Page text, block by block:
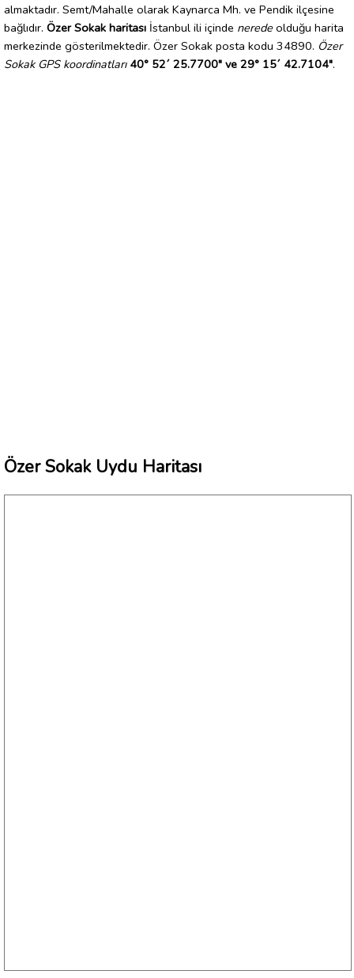
almaktadır. Semt/Mahalle olarak Kaynarca Mh. ve Pendik ilçesine
bağlıdır. Özer Sokak haritası İstanbul ili içinde nerede olduğu harita
merkezinde gösterilmektedir. Özer Sokak posta kodu 34890. Özer
Sokak GPS koordinatları 40° 52´ 25.7700" ve 29° 15´ 42.7104".
Özer Sokak Uydu Haritası